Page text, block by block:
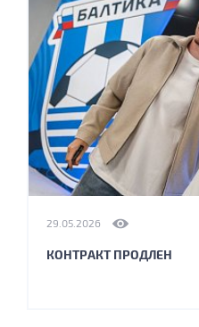
29.05.2026
КОНТРАКТ ПРОДЛЕН